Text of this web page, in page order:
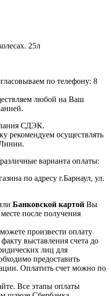
25л
по телефону: 8
любой на Ваш
СДЭК.
рекомендуем осуществлять
варианта оплаты:
по адресу г.Барнаул, ул.
Банковской картой Вы
после получения
произвести оплату
выставления счета до
лиц для
предоставить
Оплатить счет можно по
Все этапы оплаты